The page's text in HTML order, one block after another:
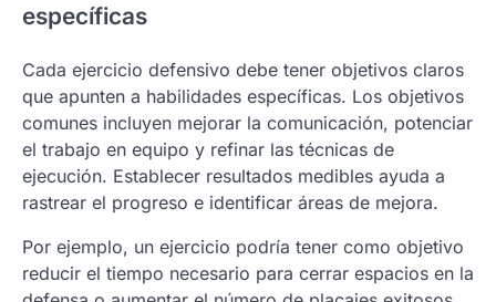
específicas
Cada ejercicio defensivo debe tener objetivos claros
que apunten a habilidades específicas. Los objetivos
comunes incluyen mejorar la comunicación, potenciar
el trabajo en equipo y refinar las técnicas de
ejecución. Establecer resultados medibles ayuda a
rastrear el progreso e identificar áreas de mejora.
Por ejemplo, un ejercicio podría tener como objetivo
reducir el tiempo necesario para cerrar espacios en la